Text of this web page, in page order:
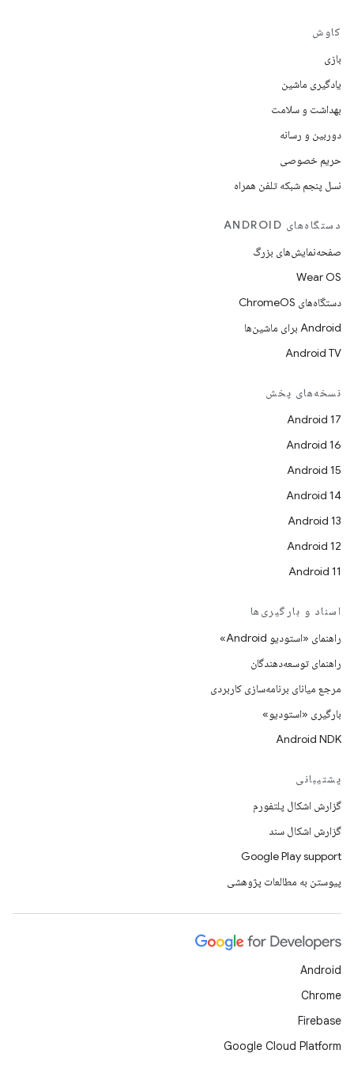
کاوش
بازی
یادگیری ماشین
بهداشت و سلامت
دوربین و رسانه
حریم خصوصی
نسل پنجم شبکه تلفن همراه
دستگاه‌های ANDROID
صفحه‌نمایش‌های بزرگ
Wear OS
دستگاه‌های ChromeOS
Android برای ماشین‌ها
Android TV
نسخه‌های پخش
Android 17
Android 16
Android 15
Android 14
Android 13
Android 12
Android 11
اسناد و بارگیری‌ها
راهنمای «استودیو Android»
راهنمای توسعه‌دهندگان
مرجع میانای برنامه‌سازی کاربردی
بارگیری «استودیو»
Android NDK
پشتیبانی
گزارش اشکال پلتفورم
گزارش اشکال سند
Google Play support
پیوستن به مطالعات پژوهشی
Android
Chrome
Firebase
Google Cloud Platform